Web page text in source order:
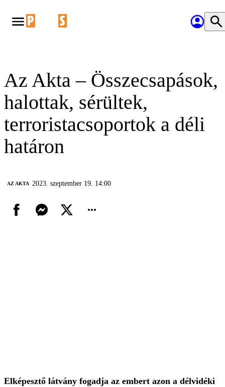
Az Akta – Összecsapások,
halottak, sérültek,
terroristacsoportok a déli
határon
AZ AKTA 2023. szeptember 19. 14:00
Elképesztő látvány fogadja az embert azon a délvidéki